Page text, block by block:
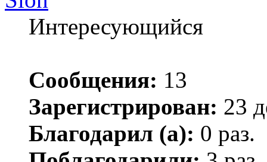
Интересующийся
Сообщения: 13
Зарегистрирован: 23
Благодарил (а): 0 раз.